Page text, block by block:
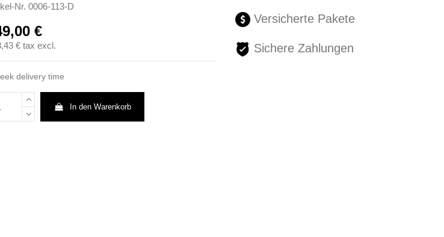
Nr. 0006-113-D
€
€ tax excl.
delivery time
In den Warenkorb
Versicherte Pakete
Sichere Zahlungen